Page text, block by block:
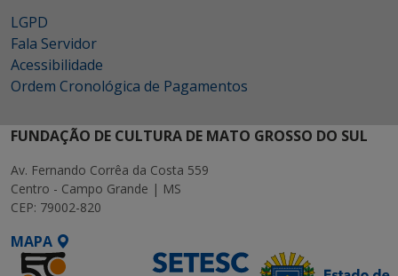
LGPD
Fala Servidor
Acessibilidade
Ordem Cronológica de Pagamentos
FUNDAÇÃO DE CULTURA DE MATO GROSSO DO SUL
Av. Fernando Corrêa da Costa 559
Centro - Campo Grande | MS
CEP: 79002-820
MAPA